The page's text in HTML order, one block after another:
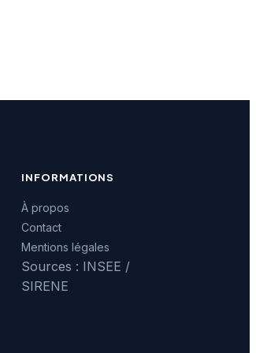
INFORMATIONS
À propos
Contact
Mentions légales
Sources : INSEE /
SIRENE